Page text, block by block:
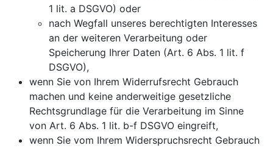
1 lit. a DSGVO) oder
nach Wegfall unseres berechtigten Interesses
an der weiteren Verarbeitung oder
Speicherung Ihrer Daten (Art. 6 Abs. 1 lit. f
DSGVO),
wenn Sie von Ihrem Widerrufsrecht Gebrauch
machen und keine anderweitige gesetzliche
Rechtsgrundlage für die Verarbeitung im Sinne
von Art. 6 Abs. 1 lit. b-f DSGVO eingreift,
wenn Sie vom Ihrem Widerspruchsrecht Gebrauch